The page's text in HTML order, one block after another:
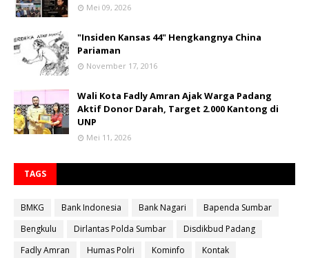
Mei 09, 2026
"Insiden Kansas 44" Hengkangnya China
Pariaman
November 17, 2016
Wali Kota Fadly Amran Ajak Warga Padang
Aktif Donor Darah, Target 2.000 Kantong di
UNP
Mei 11, 2026
TAGS
BMKG Bank Indonesia Bank Nagari
Bapenda Sumbar
Bengkulu
Dirlantas Polda Sumbar
Disdikbud Padang
Fadly Amran
Humas Polri Kominfo Kontak